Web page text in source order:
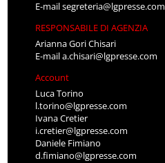
E-mailsegreteria@lgpresse.com
RESPONSABILE DI AGENZIA
Arianna Gori Chisari
E-maila.chisari@lgpresse.com
Account
Luca Torino
l.torino@lgpresse.com
Ivana Cretier
i.cretier@lgpresse.com
Daniele Fimiano
d.fimiano@lgpresse.com